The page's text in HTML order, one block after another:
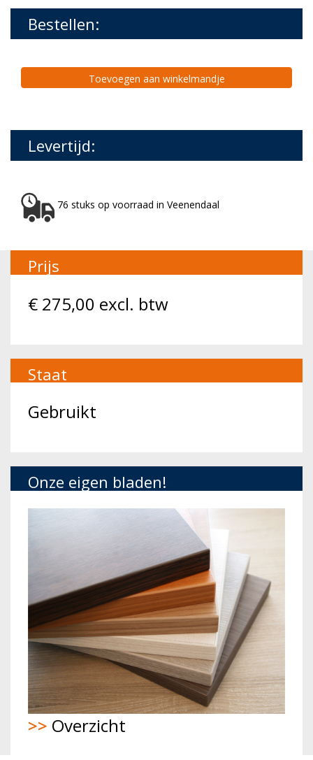
Bestellen:
Toevoegen aan winkelmandje
Levertijd:
76 stuks op voorraad in Veenendaal
Prijs
€ 275,00 excl. btw
Staat
Gebruikt
Onze eigen bladen!
>> Overzicht